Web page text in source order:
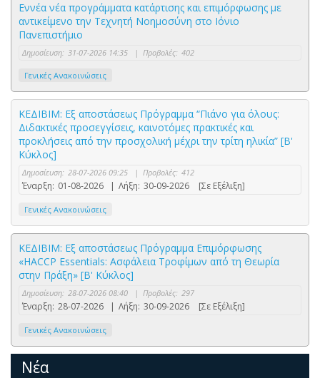
Εννέα νέα προγράμματα κατάρτισης και επιμόρφωσης με
αντικείμενο την Τεχνητή Νοημοσύνη στο Ιόνιο
Πανεπιστήμιο
Δημοσίευση: 31-07-2026 14:35 | Προβολές: 402
Γενικές Ανακοινώσεις
ΚΕΔΙΒΙΜ: Εξ αποστάσεως Πρόγραμμα “Πιάνο για όλους:
Διδακτικές προσεγγίσεις, καινοτόμες πρακτικές και
προκλήσεις από την προσχολική μέχρι την τρίτη ηλικία” [Β'
Κύκλος]
Δημοσίευση: 28-07-2026 09:25 | Προβολές: 412
Έναρξη: 01-08-2026 | Λήξη: 30-09-2026 [Σε Εξέλιξη]
Γενικές Ανακοινώσεις
ΚΕΔΙΒΙΜ: Εξ αποστάσεως Πρόγραμμα Επιμόρφωσης
«HACCP Essentials: Ασφάλεια Τροφίμων από τη Θεωρία
στην Πράξη» [Β' Κύκλος]
Δημοσίευση: 28-07-2026 08:40 | Προβολές: 297
Έναρξη: 28-07-2026 | Λήξη: 30-09-2026 [Σε Εξέλιξη]
Γενικές Ανακοινώσεις
Νέα